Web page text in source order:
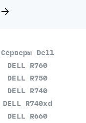
Серверы Dell
DELL R760
DELL R750
DELL R740
DELL R740xd
DELL R660